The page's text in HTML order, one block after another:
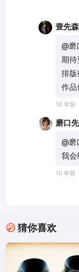
壹先森
@磨
期待
排版
作品
10 年前
磨口
@磨
我会
10 年前
猜你喜欢